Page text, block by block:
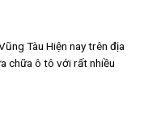
Tàu Hiện nay trên địa
chữa ô tô với rất nhiều